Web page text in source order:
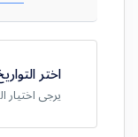
اختر
يرجى اختيار